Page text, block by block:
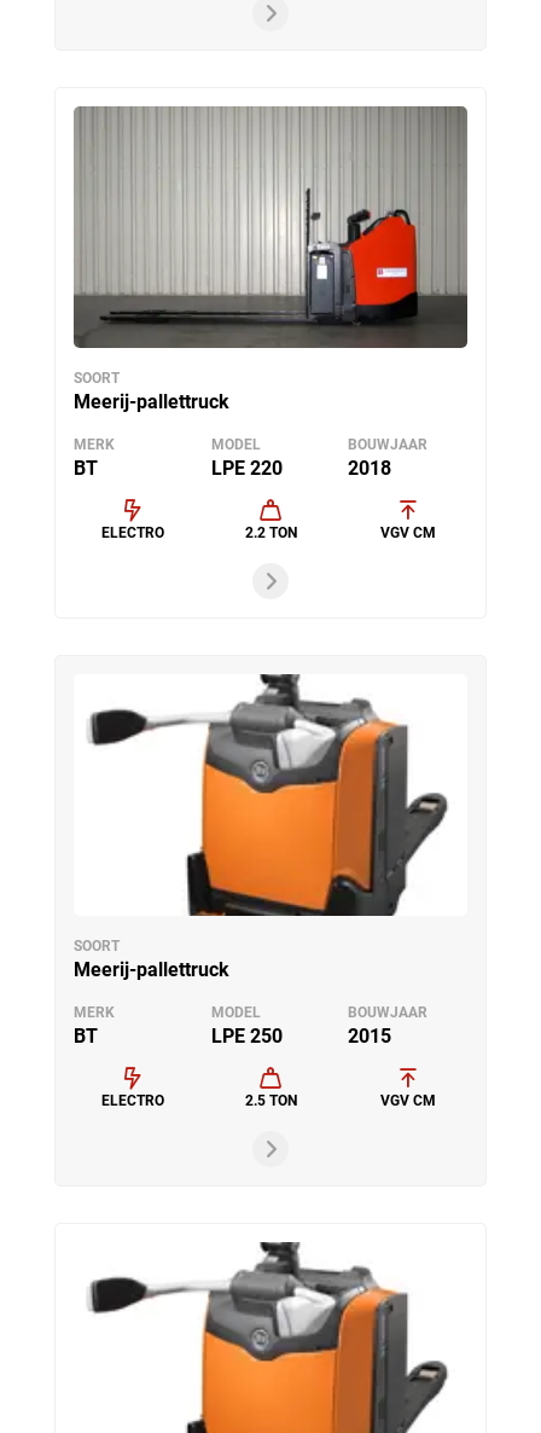
SOORT
Meerij-pallettruck
MERK
BT
MODEL
LPE 220
BOUWJAAR
2018
ELECTRO 2.2 TON VGV CM
SOORT
Meerij-pallettruck
MERK
BT
MODEL
LPE 250
BOUWJAAR
2015
ELECTRO 2.5 TON VGV CM